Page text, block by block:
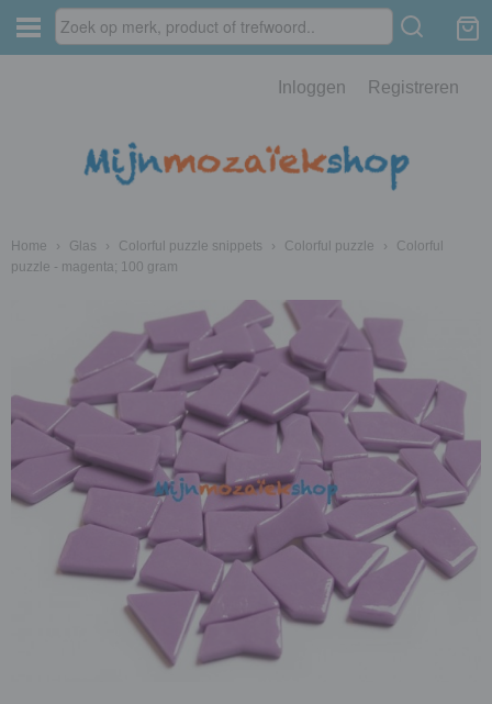
Inloggen Registreren
Home › Glas › Colorful puzzle snippets › Colorful puzzle ›
Colorful
puzzle - magenta; 100 gram